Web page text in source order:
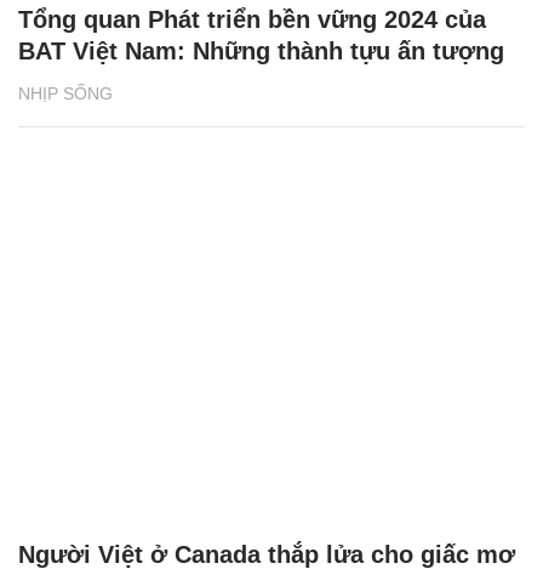
NHỊP SỐNG
Tổng quan Phát triển bền vững 2024 của
BAT Việt Nam: Những thành tựu ấn tượng
Người Việt ở Canada thắp lửa cho giấc mơ